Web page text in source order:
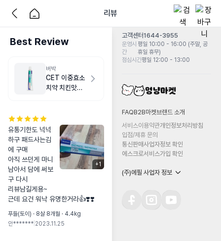
리뷰
Best Review
버박
CET 이중효소
치약 치킨맛
+1
유통기한도 넉넉
하구 패드사는김
에 구매
아직 쓰던게 마니
남아서 담에 써보
구 다시
리뷰남길게용~
근데 요건 워낙 유명한거라👍❣️❣️
푸들(토이) · 8살 8개월 · 4.4kg
안******* 2023.11.25
고객센터1644-3955
운영시
간
평일 10:00 - 16:00 (주말, 공
휴일 휴무)
점심시간평일 12:00 - 13:00
FAQB2B마켓 브랜드 소개
서비스이용약관개인정보처리방침
입점/제휴 문의
통신판매사업자정보 확인
에스크로서비스가입 확인
(주)에필 사업자 정보